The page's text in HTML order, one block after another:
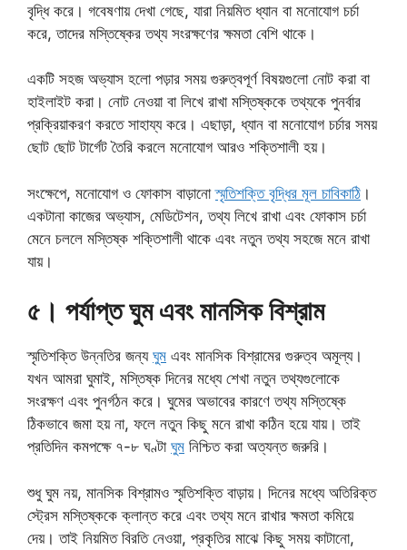
বৃদ্ধি করে। গবেষণায় দেখা গেছে, যারা নিয়মিত ধ্যান বা মনোযোগ চর্চা
করে, তাদের মস্তিষ্কের তথ্য সংরক্ষণের ক্ষমতা বেশি থাকে।
একটি সহজ অভ্যাস হলো পড়ার সময় গুরুত্বপূর্ণ বিষয়গুলো নোট করা বা
হাইলাইট করা। নোট নেওয়া বা লিখে রাখা মস্তিষ্ককে তথ্যকে পুনর্বার
প্রক্রিয়াকরণ করতে সাহায্য করে। এছাড়া, ধ্যান বা মনোযোগ চর্চার সময়
ছোট ছোট টার্গেট তৈরি করলে মনোযোগ আরও শক্তিশালী হয়।
সংক্ষেপে, মনোযোগ ও ফোকাস বাড়ানোস্মৃতিশক্তি বৃদ্ধির মূল চাবিকাঠি ।
একটানা কাজের অভ্যাস, মেডিটেশন, তথ্য লিখে রাখা এবং ফোকাস চর্চা
মেনে চললে মস্তিষ্ক শক্তিশালী থাকে এবং নতুন তথ্য সহজে মনে রাখা
যায়।
৫। পর্যাপ্ত ঘুম এবং মানসিক বিশ্রাম
স্মৃতিশক্তি উন্নতির জন্য ঘুম এবং মানসিক বিশ্রামের গুরুত্ব অমূল্য।
যখন আমরা ঘুমাই, মস্তিষ্ক দিনের মধ্যে শেখা নতুন তথ্যগুলোকে
সংরক্ষণ এবং পুনর্গঠন করে। ঘুমের অভাবের কারণে তথ্য মস্তিষ্কে
ঠিকভাবে জমা হয় না, ফলে নতুন কিছু মনে রাখা কঠিন হয়ে যায়। তাই
প্রতিদিন কমপক্ষে ৭-৮ ঘণ্টা ঘুম নিশ্চিত করা অত্যন্ত জরুরি।
শুধু ঘুম নয়, মানসিক বিশ্রামও স্মৃতিশক্তি বাড়ায়। দিনের মধ্যে অতিরিক্ত
স্ট্রেস মস্তিষ্ককে ক্লান্ত করে এবং তথ্য মনে রাখার ক্ষমতা কমিয়ে
দেয়। তাই নিয়মিত বিরতি নেওয়া, প্রকৃতির মাঝে কিছু সময় কাটানো,